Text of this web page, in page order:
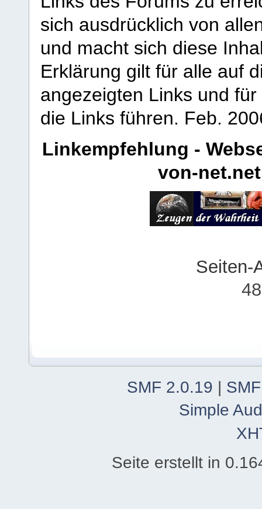
sich ausdrücklich von
und macht sich diese
Erklärung gilt für alle auf
angezeigten Links und
die Links führen. Feb.
Linkempfehlung -
von-net.net
Seiten-
SMF 2.0.19 |
Simple
Seite erstellt in